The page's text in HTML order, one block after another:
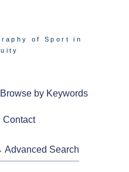
of Sport in
Browse by Keywords
Contact
Advanced Search